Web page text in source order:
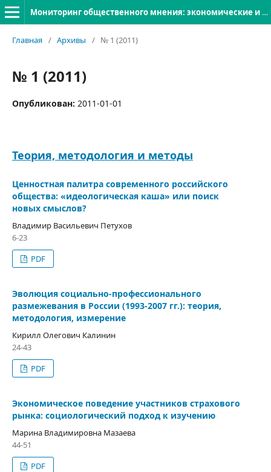
Мониторинг общественного мнения: экономические и социальные перемены
Главная / Архивы / № 1 (2011)
№ 1 (2011)
Опубликован: 2011-01-01
Теория, методология и методы
Ценностная палитра современного российского
общества: «идеологическая каша» или поиск
новых смыслов?
Владимир Васильевич Петухов
6-23
PDF
Эволюция социально-профессионального
размежевания в России (1993-2007 гг.): теория,
методология, измерение
Кирилл Олегович Калинин
24-43
PDF
Экономическое поведение участников страхового
рынка: социологический подход к изучению
Марина Владимировна Мазаева
44-51
PDF